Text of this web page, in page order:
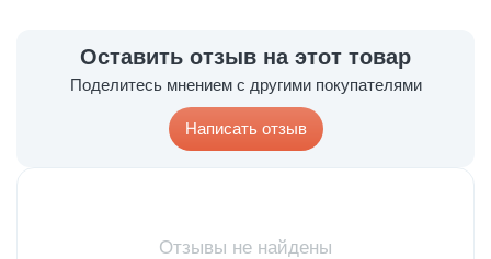
Оставить отзыв на этот товар
Поделитесь мнением с другими покупателями
Написать отзыв
Отзывы не найдены